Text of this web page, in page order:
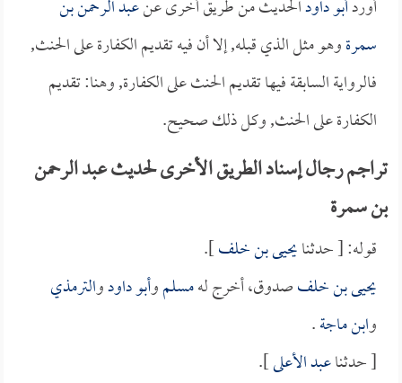
أوردأبو داودالحديث من طريق أخرى عنعبد الرحمن بن
سمرةوهو مثل الذي قبله, إلا أن فيه تقديم الكفارة على الحنث,
فالرواية السابقة فيها تقديم الحنث على الكفارة, وهنا: تقديم
الكفارة على الحنث, وكل ذلك صحيح.
تراجم رجال إسناد الطريق الأخرى لحديث عبد الرحمن
بن سمرة
قوله: [ حدثنايحيى بن خلف].
يحيى بن خلفصدوق، أخرج لهمسلموأبو داودوالترمذي
وابن ماجة.
[ حدثناعبد الأعلى].